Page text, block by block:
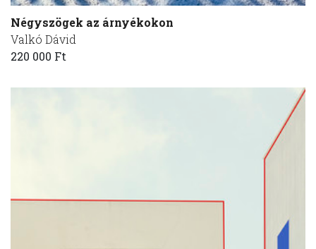
Négyszögek az árnyékokon
Valkó Dávid
220 000 Ft